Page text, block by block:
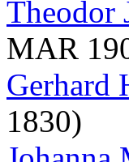
Theodor
MAR
Gerhard
1830)